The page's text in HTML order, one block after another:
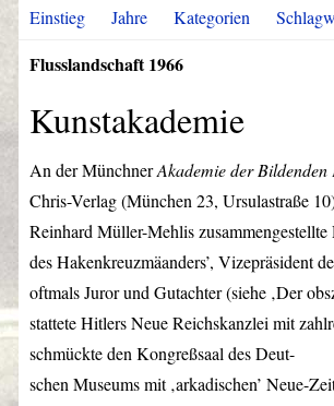
Einstieg Jahre Kategorien
Flusslandschaft 1966
Kunstakademie
An der MünchnerAkademie der Bildenden
Chris-Verlag (München 23, Ursulastraße
Reinhard Müller-Mehlis
des Hakenkreuzmäanders’, Vizepräsident
oftmals Juror und Gutachter (siehe ‚Der
stattete Hitlers Neue Reichskanzlei mit
schmückte den Kongreßsaal des Deut-
schen Museums mit ‚arkadischen’ Neue-